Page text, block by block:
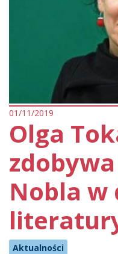
01/11/2019
Olga
Nobla w
Aktualności